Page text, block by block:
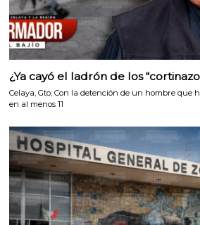
¿Ya cayó el ladrón de los
Celaya, Gto; Con la detención de un hombre que
en al menos 11